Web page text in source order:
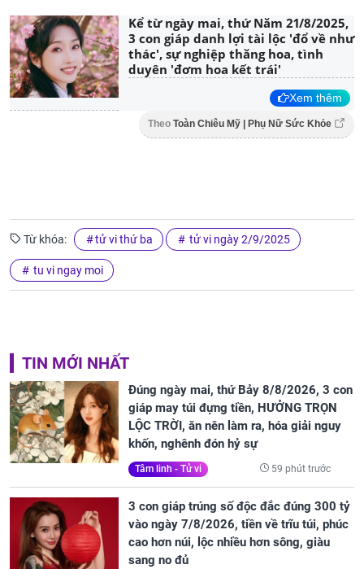
Kể từ ngày mai, thứ Năm 21/8/2025,
3 con giáp danh lợi tài lộc 'đổ về như
thác', sự nghiệp thăng hoa, tình
duyên 'đơm hoa kết trái'
Xem thêm
Theo Toàn Chiêu Mỹ | Phụ Nữ Sức Khỏe
Từ khóa: tử vi thứ ba tử vi ngày 2/9/2025
tu vi ngay moi
TIN MỚI NHẤT
Đúng ngày mai, thứ Bảy 8/8/2026, 3 con
giáp may túi đựng tiền, HƯỞNG TRỌN
LỘC TRỜI, ăn nên làm ra, hóa giải nguy
khốn, nghênh đón hỷ sự
Tâm linh - Tử vi 59 phút trước
3 con giáp trúng số độc đắc đúng 300 tỷ
vào ngày 7/8/2026, tiền về trĩu túi, phúc
cao hơn núi, lộc nhiều hơn sông, giàu
sang no đủ